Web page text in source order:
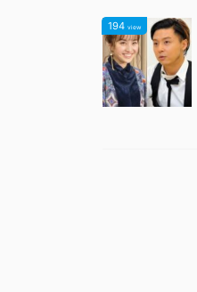
194 view